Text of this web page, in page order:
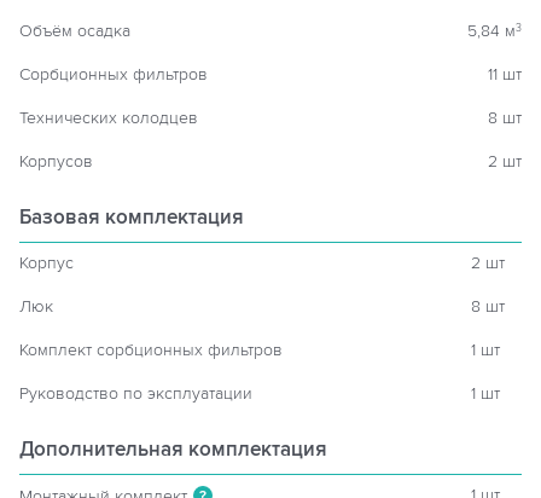
Объём осадка 5,84 м3
Сорбционных фильтров 11 шт
Технических колодцев 8 шт
Корпусов 2 шт
Базовая комплектация
Корпус 2 шт
Люк 8 шт
Комплект сорбционных фильтров 1 шт
Руководство по эксплуатации 1 шт
Дополнительная комплектация